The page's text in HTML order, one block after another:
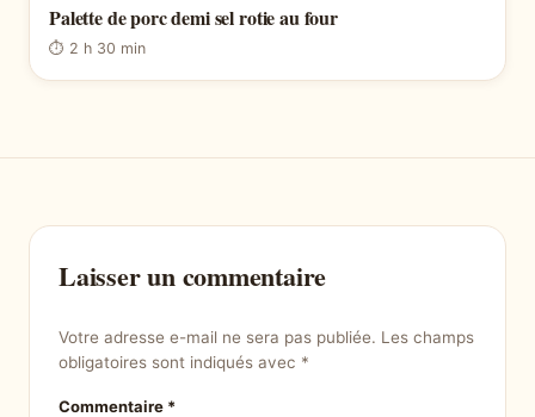
Palette de porc demi sel rotie au four
⏱ 2 h 30 min
Laisser un commentaire
Votre adresse e-mail ne sera pas publiée. Les champs
obligatoires sont indiqués avec *
Commentaire *